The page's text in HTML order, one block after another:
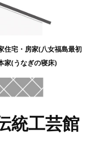
・房家(八女福島最初
(うなぎの寝床)
統工芸館